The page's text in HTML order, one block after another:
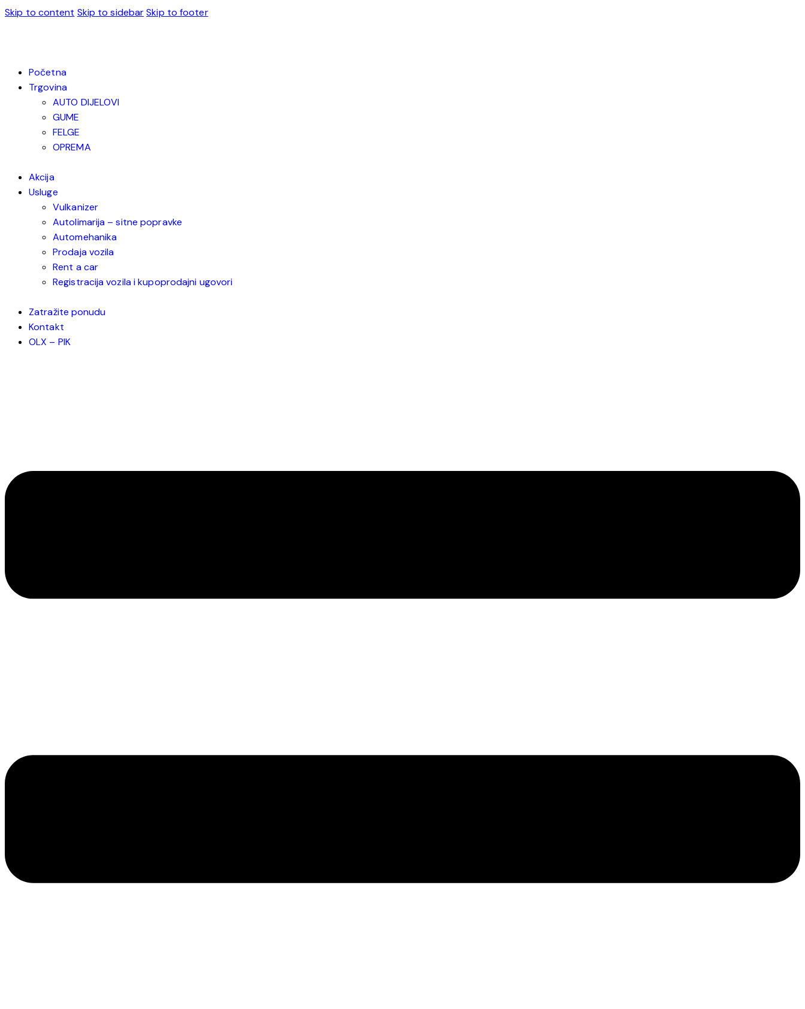
Skip to content Skip to sidebar Skip to footer
Početna
Trgovina
AUTO DIJELOVI
GUME
FELGE
OPREMA
Akcija
Usluge
Vulkanizer
Autolimarija – sitne popravke
Automehanika
Prodaja vozila
Rent a car
Registracija vozila i kupoprodajni ugovori
Zatražite ponudu
Kontakt
OLX – PIK